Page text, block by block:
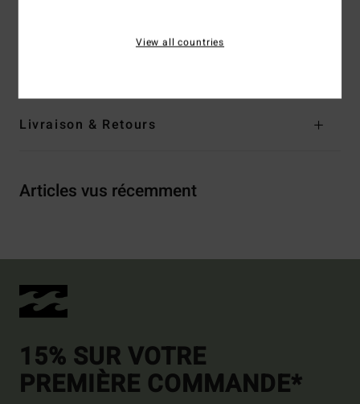
polyester, 3% élasthanne
Livraison & Retours
Articles vus récemment
15% SUR VOTRE
PREMIÈRE COMMANDE*
View all countries